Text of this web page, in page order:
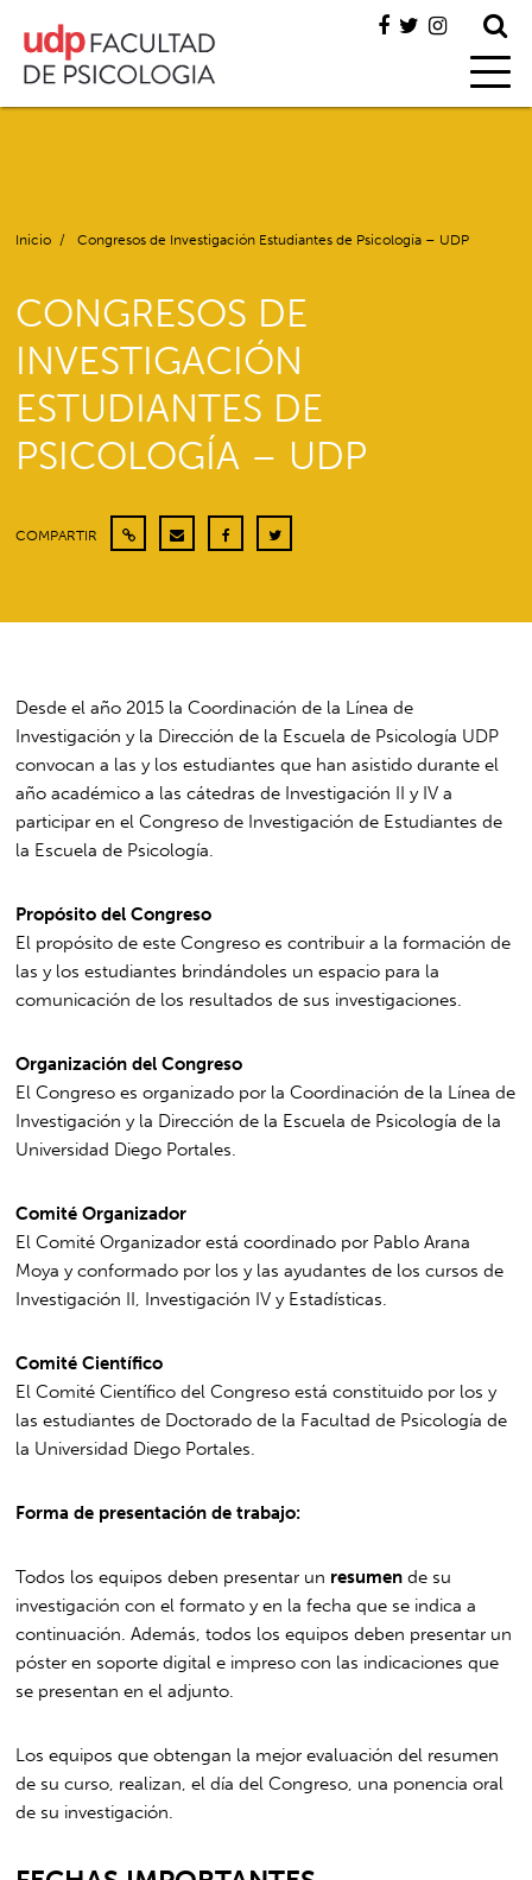
Inicio / Congresos de Investigación Estudiantes de Psicología – UDP
CONGRESOS DE
INVESTIGACIÓN
ESTUDIANTES DE
PSICOLOGÍA – UDP
COMPARTIR
Desde el año 2015 la Coordinación de la Línea de
Investigación y la Dirección de la Escuela de Psicología UDP
convocan a las y los estudiantes que han asistido durante el
año académico a las cátedras de Investigación II y IV a
participar en el Congreso de Investigación de Estudiantes de
la Escuela de Psicología.
Propósito del Congreso
El propósito de este Congreso es contribuir a la formación de
las y los estudiantes brindándoles un espacio para la
comunicación de los resultados de sus investigaciones.
Organización del Congreso
El Congreso es organizado por la Coordinación de la Línea de
Investigación y la Dirección de la Escuela de Psicología de la
Universidad Diego Portales.
Comité Organizador
El Comité Organizador está coordinado por Pablo Arana
Moya y conformado por los y las ayudantes de los cursos de
Investigación II, Investigación IV y Estadísticas.
Comité Científico
El Comité Científico del Congreso está constituido por los y
las estudiantes de Doctorado de la Facultad de Psicología de
la Universidad Diego Portales.
Forma de presentación de trabajo:
Todos los equipos deben presentar un resumen de su
investigación con el formato y en la fecha que se indica a
continuación. Además, todos los equipos deben presentar un
póster en soporte digital e impreso con las indicaciones que
se presentan en el adjunto.
Los equipos que obtengan la mejor evaluación del resumen
de su curso, realizan, el día del Congreso, una ponencia oral
de su investigación.